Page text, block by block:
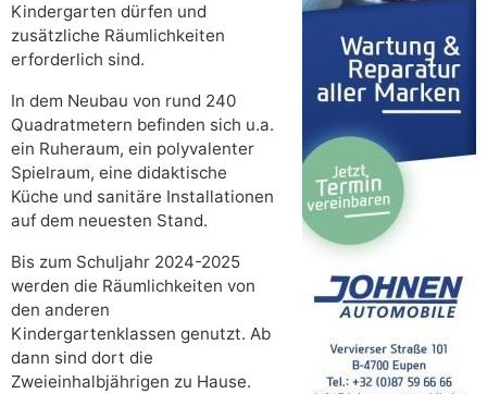
Kindergarten dürfen und
zusätzliche Räumlichkeiten
erforderlich sind.
In dem Neubau von rund 240
Quadratmetern befinden sich u.a.
ein Ruheraum, ein polyvalenter
Spielraum, eine didaktische
Küche und sanitäre Installationen
auf dem neuesten Stand.
Bis zum Schuljahr 2024-2025
werden die Räumlichkeiten von
den anderen
Kindergartenklassen genutzt. Ab
dann sind dort die
Zweieinhalbjährigen zu Hause.